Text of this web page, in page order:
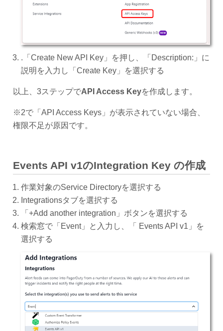
.「Create New API Key」を押し、「Description:」に
説明を入力し「Create Key」を選択する
以上、3ステップでAPI Access Keyを作成します。
※2で「API Access Keys」が表示されていない場合、
権限不足が原因です。
Events API v1のIntegration Key の作成
作業対象のService Directoryを選択する
Integrationsタブを選択する
「+Add another integration」ボタンを選択する
検索窓で「Event」と入力し、「 Events API v1」を
選択する